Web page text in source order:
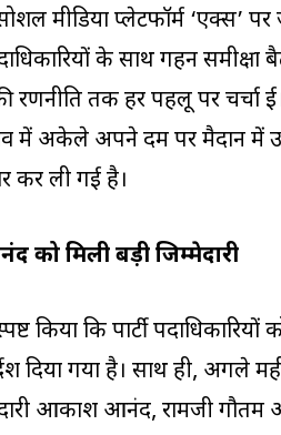
मीडिया प्लेटफॉर्म ‘एक्स’
के साथ गहन
रणनीति तक हर पहलू पर चर्चा
में अकेले अपने दम पर मैदान में
कर ली गई है।
मिली बड़ी जिम्मेदारी
किया कि पार्टी
दिया गया है। साथ ही, अगले
आकाश आनंद, रामजी गौतम